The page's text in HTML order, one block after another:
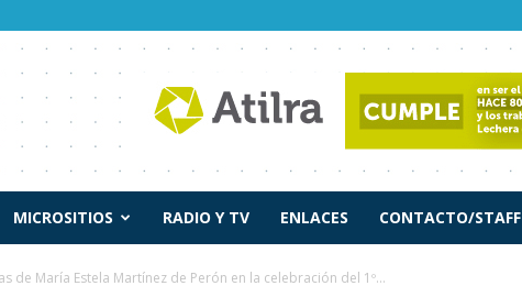
MICROSITIOS RADIO Y TV ENLACES CONTACTO/STAFF
de María Estela Martínez de Perón en la celebración del 1º...